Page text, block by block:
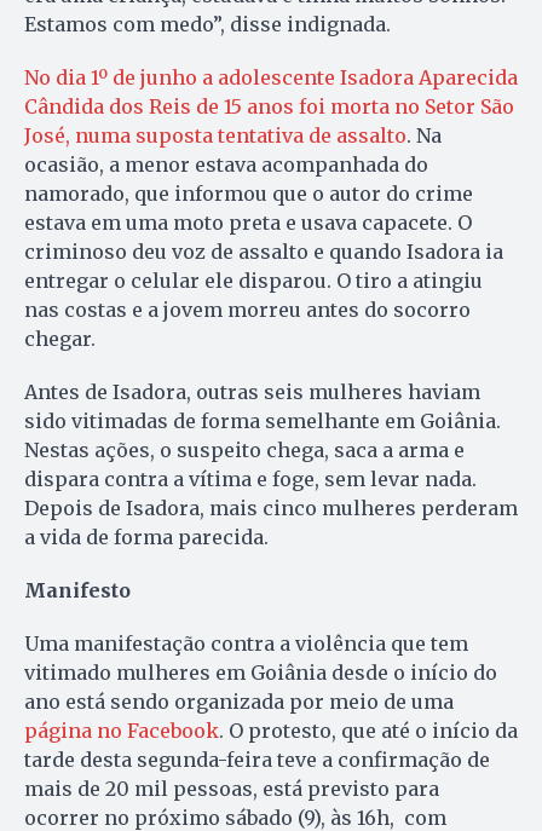
Estamos com medo”, disse indignada.
No dia 1º de junho a adolescente Isadora Aparecida
Cândida dos Reis de 15 anos foi morta no Setor São
José, numa suposta tentativa de assalto. Na
ocasião, a menor estava acompanhada do
namorado, que informou que o autor do crime
estava em uma moto preta e usava capacete. O
criminoso deu voz de assalto e quando Isadora ia
entregar o celular ele disparou. O tiro a atingiu
nas costas e a jovem morreu antes do socorro
chegar.
Antes de Isadora, outras seis mulheres haviam
sido vitimadas de forma semelhante em Goiânia.
Nestas ações, o suspeito chega, saca a arma e
dispara contra a vítima e foge, sem levar nada.
Depois de Isadora, mais cinco mulheres perderam
a vida de forma parecida.
Manifesto
Uma manifestação contra a violência que tem
vitimado mulheres em Goiânia desde o início do
ano está sendo organizada por meio de uma
página no Facebook. O protesto, que até o início da
tarde desta segunda-feira teve a confirmação de
mais de 20 mil pessoas, está previsto para
ocorrer no próximo sábado (9), às 16h, com